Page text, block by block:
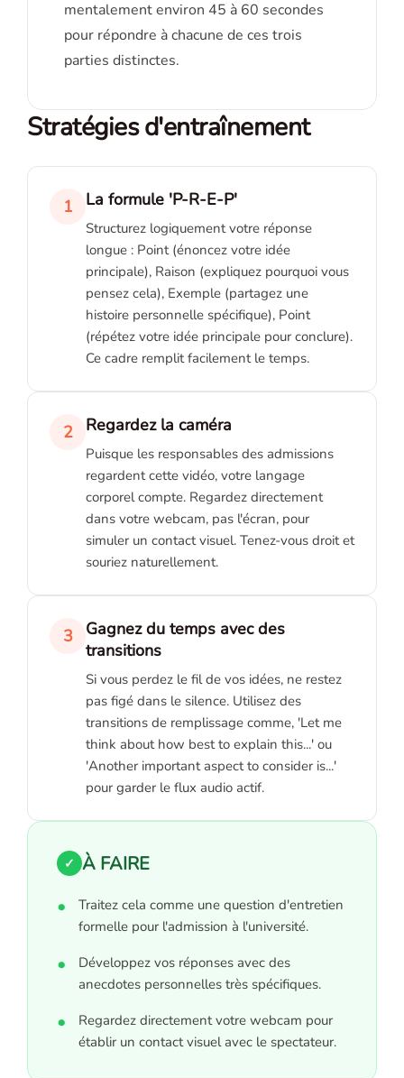
mentalement environ 45 à 60 secondes
pour répondre à chacune de ces trois
parties distinctes.
Stratégies d'entraînement
1 La formule 'P-R-E-P'
Structurez logiquement votre réponse
longue : Point (énoncez votre idée
principale), Raison (expliquez pourquoi vous
pensez cela), Exemple (partagez une
histoire personnelle spécifique), Point
(répétez votre idée principale pour conclure).
Ce cadre remplit facilement le temps.
2 Regardez la caméra
Puisque les responsables des admissions
regardent cette vidéo, votre langage
corporel compte. Regardez directement
dans votre webcam, pas l'écran, pour
simuler un contact visuel. Tenez-vous droit et
souriez naturellement.
3
Gagnez du temps avec des
transitions
Si vous perdez le fil de vos idées, ne restez
pas figé dans le silence. Utilisez des
transitions de remplissage comme, 'Let me
think about how best to explain this...' ou
'Another important aspect to consider is...'
pour garder le flux audio actif.
✓ À FAIRE
Traitez cela comme une question d'entretien
formelle pour l'admission à l'université.
Développez vos réponses avec des
anecdotes personnelles très spécifiques.
Regardez directement votre webcam pour
établir un contact visuel avec le spectateur.